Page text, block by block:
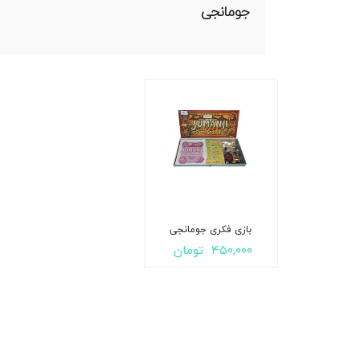
جومانجی
بازی فکری جومانجی
۴۵۰,۰۰۰ تومان